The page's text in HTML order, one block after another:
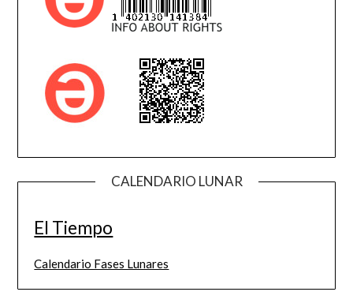
CALENDARIO LUNAR
El Tiempo
Calendario Fases Lunares